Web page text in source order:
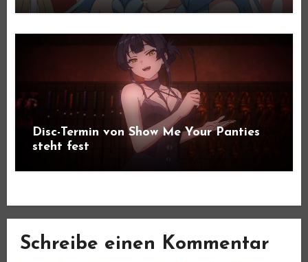
Disc-Termin von Show Me Your Panties
steht fest
Schreibe einen Kommentar